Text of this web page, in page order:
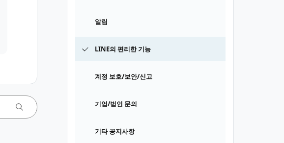
알림
LINE의 편리한 기능
계정 보호/보안/신고
기업/법인 문의
기타 공지사항